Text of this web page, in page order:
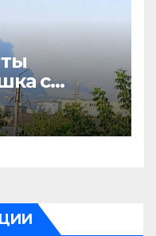
с
и на
НПЗ